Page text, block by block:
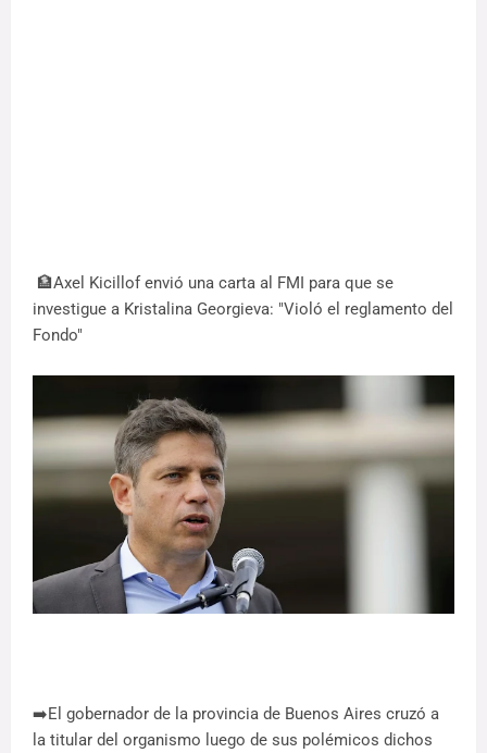
🏦Axel Kicillof envió una carta al FMI para que se
investigue a Kristalina Georgieva: "Violó el reglamento del
Fondo"
➡️El gobernador de la provincia de Buenos Aires cruzó a
la titular del organismo luego de sus polémicos dichos